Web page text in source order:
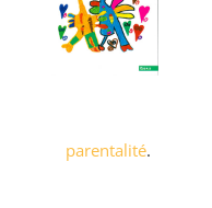
parentalité.